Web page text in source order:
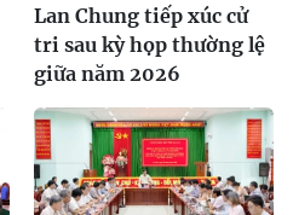
Lan Chung tiếp xúc cử
tri sau kỳ họp thường lệ
giữa năm 2026